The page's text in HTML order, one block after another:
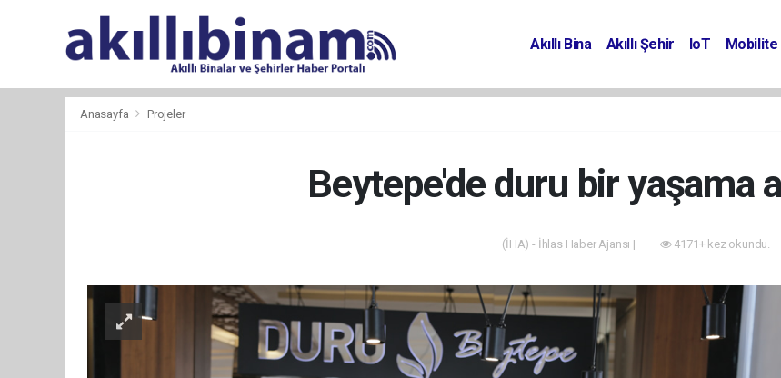
Akıllı Bina Akıllı Şehir IoT Mobilite
Anasayfa Projeler
Beytepe'de duru bir yaşama
(İHA) - İhlas Haber Ajansı | 4171+ kez okundu.